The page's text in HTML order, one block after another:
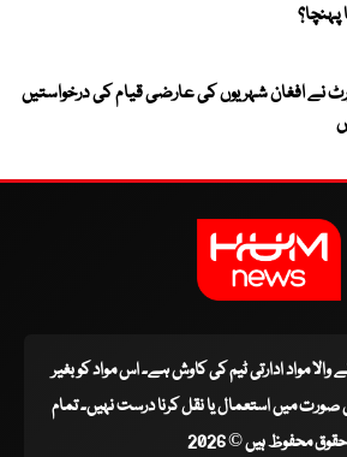
نے افغان شہریوں کی عارضی قیام کی درخواستیں
والا مواد ادارتی ٹیم کی کاوش ہے۔ اس مواد کو بغیر
میں استعمال یا نقل کرنا درست نہیں۔ تمام
حقوق محفوظ ہیں © 2026